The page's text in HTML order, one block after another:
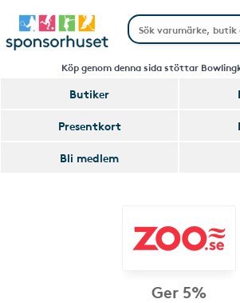
Köp genom denna sida stöttar
Butiker
Presentkort
Bli medlem
Ger 5%